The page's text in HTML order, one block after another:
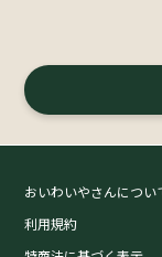
おいわいやさんについ
利用規約